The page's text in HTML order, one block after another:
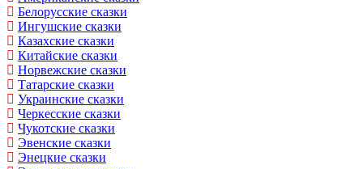
Белорусские сказки
Ингушские сказки
Казахские сказки
Китайские сказки
Норвежские сказки
Татарские сказки
Украинские сказки
Черкесские сказки
Чукотские сказки
Эвенские сказки
Энецкие сказки